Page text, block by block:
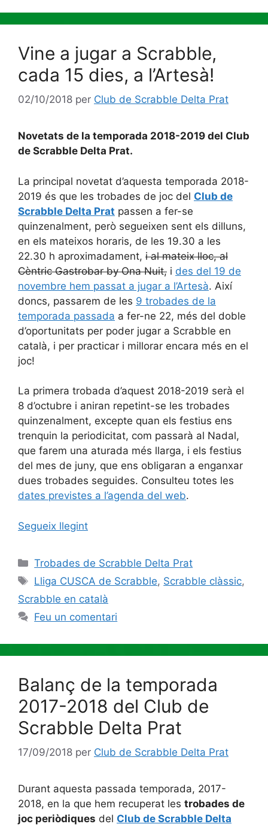
Vine a jugar a Scrabble,
cada 15 dies, a l’Artesà!
02/10/2018 per Club de Scrabble Delta Prat
Novetats de la temporada 2018-2019 del Club
de Scrabble Delta Prat.
La principal novetat d’aquesta temporada 2018-
2019 és que les trobades de joc del Club de
Scrabble Delta Prat passen a fer-se
quinzenalment, però segueixen sent els dilluns,
en els mateixos horaris, de les 19.30 a les
22.30 h aproximadament, i al mateix lloc, al
Cèntric Gastrobar by Ona Nuit, i des del 19 de
novembre hem passat a jugar a l’Artesà. Així
doncs, passarem de les 9 trobades de la
temporada passada a fer-ne 22, més del doble
d’oportunitats per poder jugar a Scrabble en
català, i per practicar i millorar encara més en el
joc!
La primera trobada d’aquest 2018-2019 serà el
8 d’octubre i aniran repetint-se les trobades
quinzenalment, excepte quan els festius ens
trenquin la periodicitat, com passarà al Nadal,
que farem una aturada més llarga, i els festius
del mes de juny, que ens obligaran a enganxar
dues trobades seguides. Consulteu totes les
dates previstes a l’agenda del web.
Segueix llegint
Categories
Trobades de Scrabble Delta Prat
Etiquetes
Lliga CUSCA de Scrabble, Scrabble clàssic,
Scrabble en català
Feu un comentari
Balanç de la temporada
2017-2018 del Club de
Scrabble Delta Prat
17/09/2018 per Club de Scrabble Delta Prat
Durant aquesta passada temporada, 2017-
2018, en la que hem recuperat les trobades de
joc periòdiques del Club de Scrabble Delta